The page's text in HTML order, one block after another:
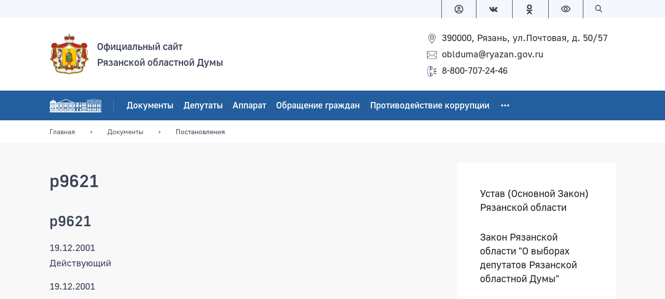
Версия для слабовидящих
Официальный сайт
Рязанской областной Думы
390000, Рязань, ул.Почтовая, д. 50/57
oblduma@ryazan.gov.ru
8-800-707-24-46
Документы Депутаты Аппарат Обращение граждан Противодействие коррупции
Главная Документы Постановления
p9621
p9621
19.12.2001
Действующий
19.12.2001
Устав (Основной Закон)
Рязанской области
Закон Рязанской
области "О выборах
депутатов Рязанской
областной Думы"